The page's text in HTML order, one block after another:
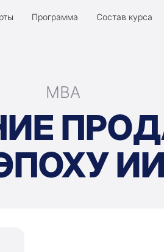
Программа Состав курса
MBA
ИИ